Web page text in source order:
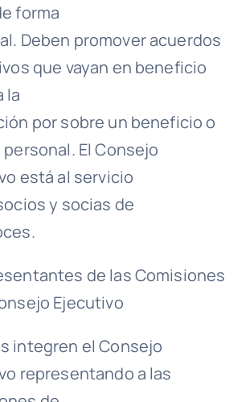
forma
Deben promover acuerdos
que vayan en beneficio
la
por sobre un beneficio o
El Consejo
está al servicio
y socias de
de las Comisiones
Ejecutivo
integren el Consejo
representando a las